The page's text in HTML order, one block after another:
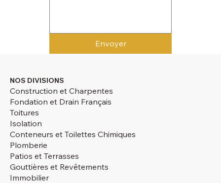
Envoyer
NOS DIVISIONS
Construction et Charpentes
Fondation et Drain Français
Toitures
Isolation
Conteneurs et Toilettes Chimiques
Plomberie
Patios et Terrasses
Gouttières et Revêtements
Immobilier